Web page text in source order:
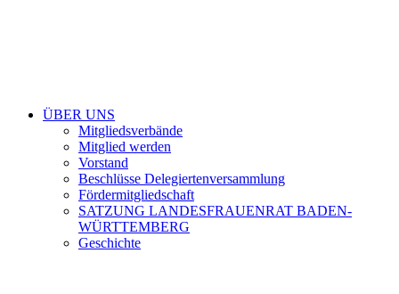
ÜBER UNS
Mitgliedsverbände
Mitglied werden
Vorstand
Beschlüsse Delegiertenversammlung
Fördermitgliedschaft
SATZUNG LANDESFRAUENRAT BADEN-
WÜRTTEMBERG
Geschichte